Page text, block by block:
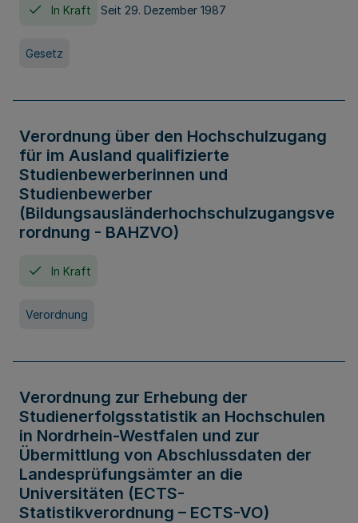
In Kraft Seit 29. Dezember 1987
Gesetz
Verordnung über den Hochschulzugang
für im Ausland qualifizierte
Studienbewerberinnen und
Studienbewerber
(Bildungsausländerhochschulzugangsve
rordnung - BAHZVO)
In Kraft
Verordnung
Verordnung zur Erhebung der
Studienerfolgsstatistik an Hochschulen
in Nordrhein-Westfalen und zur
Übermittlung von Abschlussdaten der
Landesprüfungsämter an die
Universitäten (ECTS-
Statistikverordnung – ECTS-VO)